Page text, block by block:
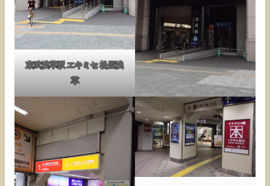
東武浅草駅 エキミセ 松屋浅
草